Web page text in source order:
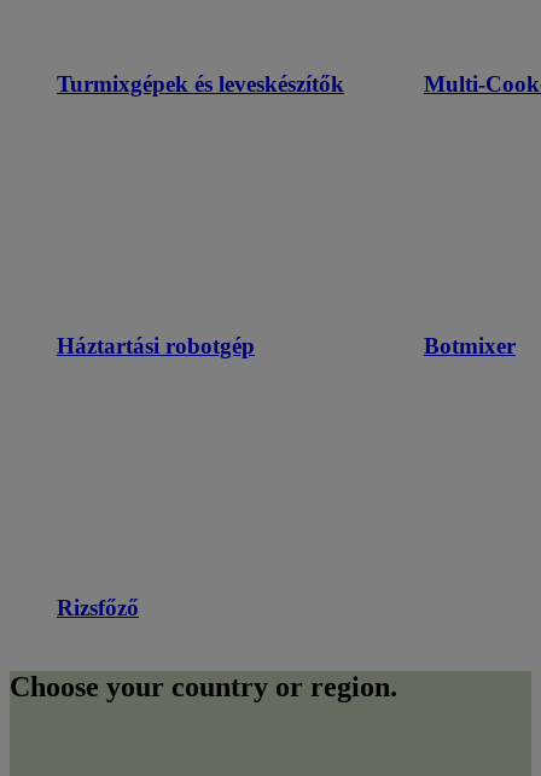
Turmixgépek és leveskészítők Multi-
Háztartási robotgép Botmixer
Rizsfőző
Choose your country or region.